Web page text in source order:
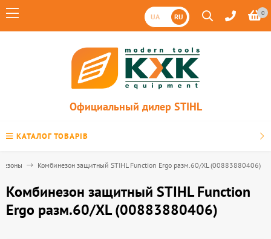
UA RU 0
Официальный дилер STIHL
КАТАЛОГ ТОВАРІВ
Комбинезон защитный STIHL Function Ergo разм.60/ХL (00883880406)
Комбинезон защитный STIHL Function
Ergo разм.60/ХL (00883880406)